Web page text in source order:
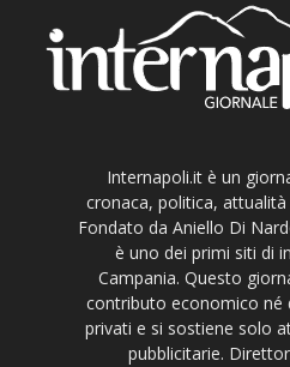
Internapoli.it è un
cronaca, politica,
Fondato da Aniello Di
è uno dei primi siti di
Campania. Questo
contributo economico né
privati e si sostiene solo
pubblicitarie.